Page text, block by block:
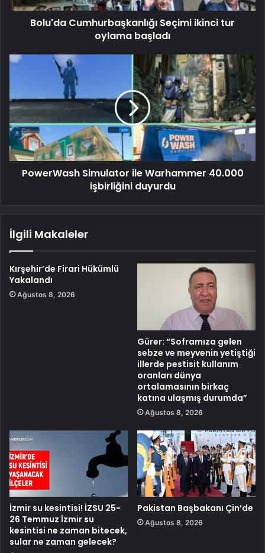
Bolu'da Cumhurbaşkanlığı Seçimi ikinci tur
oylama başladı
PowerWash Simulator ile Warhammer 40.000
işbirliğini duyurdu
İlgili Makaleler
Kırşehir’de Firari Hükümlü
Yakalandı
Ağustos 8, 2026
Gürer: “Soframıza gelen
sebze ve meyvenin yetiştiği
illerde pestisit kullanım
oranları dünya
ortalamasının birkaç
katına ulaşmış durumda”
Ağustos 8, 2026
İzmir su kesintisi! İZSU 25-
26 Temmuz İzmir su
kesintisi ne zaman bitecek,
sular ne zaman gelecek?
Pakistan Başbakanı Çin’de
Ağustos 8, 2026